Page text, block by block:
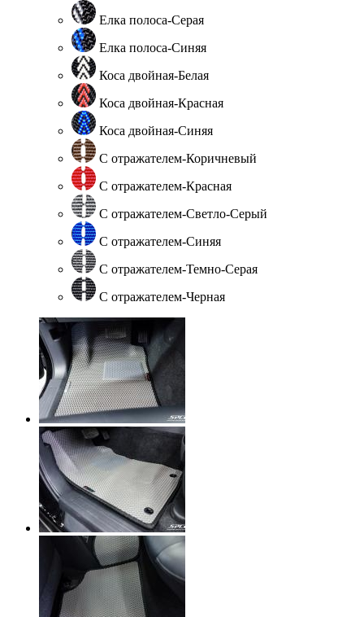
Елка полоса-Серая
Елка полоса-Синяя
Коса двойная-Белая
Коса двойная-Красная
Коса двойная-Синяя
С отражателем-Коричневый
С отражателем-Красная
С отражателем-Светло-Серый
С отражателем-Синяя
С отражателем-Темно-Серая
С отражателем-Черная